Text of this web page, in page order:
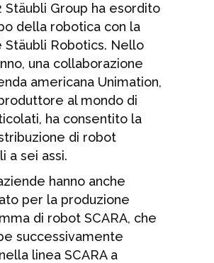
Stäubli Group ha esordito
della robotica con la
Stäubli Robotics. Nello
una collaborazione
americana Unimation,
al mondo di
ha consentito la
di robot
a sei assi.
hanno anche
per la produzione
di robot SCARA, che
successivamente
linea SCARA a